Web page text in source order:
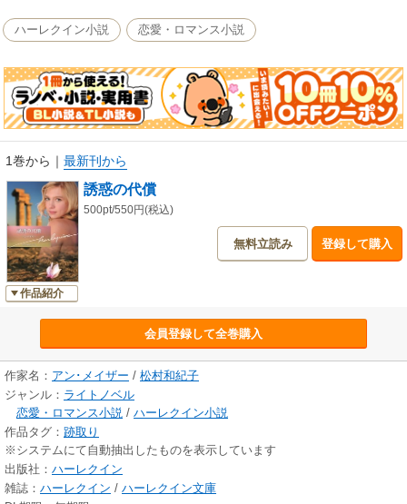
財閥の跡取りで、その権力を使って自分の行方を捜し回るとは夢にも思わ
ずに。
ハーレクイン小説 恋愛・ロマンス小説
1巻から ｜ 最新刊から
作品紹介
誘惑の代償
500pt/550円(税込)
無料立読み 登録して購入
会員登録して全巻購入
作家名： アン･メイザー / 松村和紀子
ジャンル： ライトノベル
恋愛・ロマンス小説 / ハーレクイン小説
作品タグ： 跡取り
※システムにて自動抽出したものを表示しています
出版社： ハーレクイン
雑誌： ハーレクイン / ハーレクイン文庫